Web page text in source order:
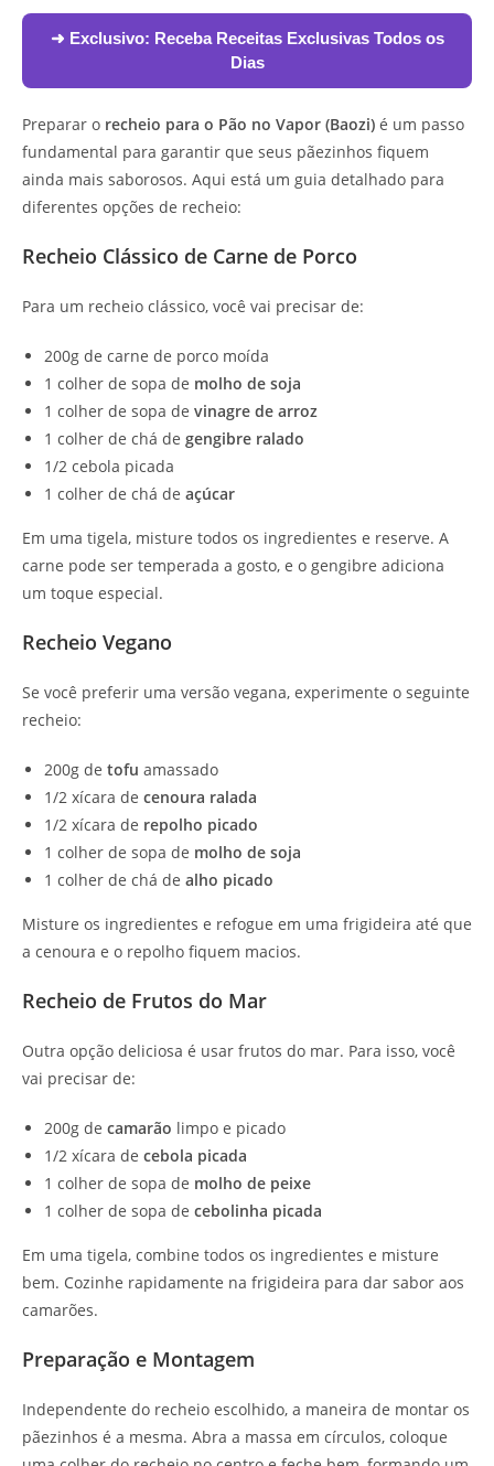
➜ Exclusivo: Receba Receitas Exclusivas Todos os
Dias
Preparar o recheio para o Pão no Vapor (Baozi) é um passo
fundamental para garantir que seus pãezinhos fiquem
ainda mais saborosos. Aqui está um guia detalhado para
diferentes opções de recheio:
Recheio Clássico de Carne de Porco
Para um recheio clássico, você vai precisar de:
200g de carne de porco moída
1 colher de sopa de molho de soja
1 colher de sopa de vinagre de arroz
1 colher de chá de gengibre ralado
1/2 cebola picada
1 colher de chá de açúcar
Em uma tigela, misture todos os ingredientes e reserve. A
carne pode ser temperada a gosto, e o gengibre adiciona
um toque especial.
Recheio Vegano
Se você preferir uma versão vegana, experimente o seguinte
recheio:
200g de tofu amassado
1/2 xícara de cenoura ralada
1/2 xícara de repolho picado
1 colher de sopa de molho de soja
1 colher de chá de alho picado
Misture os ingredientes e refogue em uma frigideira até que
a cenoura e o repolho fiquem macios.
Recheio de Frutos do Mar
Outra opção deliciosa é usar frutos do mar. Para isso, você
vai precisar de:
200g de camarão limpo e picado
1/2 xícara de cebola picada
1 colher de sopa de molho de peixe
1 colher de sopa de cebolinha picada
Em uma tigela, combine todos os ingredientes e misture
bem. Cozinhe rapidamente na frigideira para dar sabor aos
camarões.
Preparação e Montagem
Independente do recheio escolhido, a maneira de montar os
pãezinhos é a mesma. Abra a massa em círculos, coloque